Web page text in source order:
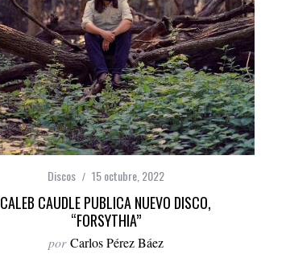
Discos 15 octubre, 2022
CALEB CAUDLE PUBLICA NUEVO DISCO,
“FORSYTHIA”
por Carlos Pérez Báez